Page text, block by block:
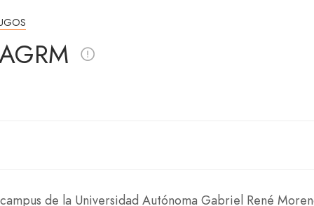
de la Universidad Autónoma Gabriel René